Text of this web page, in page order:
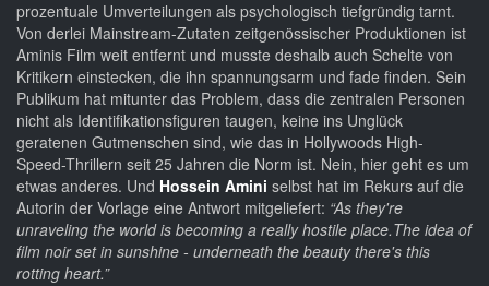
prozentuale Umverteilungen als psychologisch tiefgründig tarnt.
Von derlei Mainstream-Zutaten zeitgenössischer Produktionen ist
Aminis Film weit entfernt und musste deshalb auch Schelte von
Kritikern einstecken, die ihn spannungsarm und fade finden. Sein
Publikum hat mitunter das Problem, dass die zentralen Personen
nicht als Identifikationsfiguren taugen, keine ins Unglück
geratenen Gutmenschen sind, wie das in Hollywoods High-
Speed-Thrillern seit 25 Jahren die Norm ist. Nein, hier geht es um
etwas anderes. Und Hossein Amini selbst hat im Rekurs auf die
Autorin der Vorlage eine Antwort mitgeliefert: “As they're
unraveling the world is becoming a really hostile place.The idea of
film noir set in sunshine - underneath the beauty there's this
rotting heart.”